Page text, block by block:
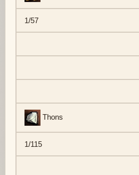
1/57
Thons
1/115